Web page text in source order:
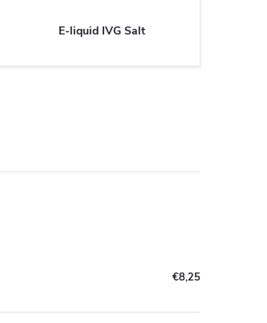
E-liquid IVG Salt
€8,25